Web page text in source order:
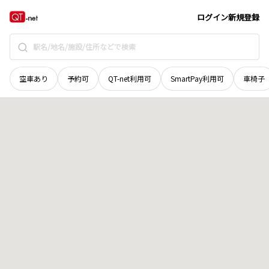
ログイン新規登録
空車あり 予約可 QT-net利用可 SmartPay利用可 車椅子
香川県